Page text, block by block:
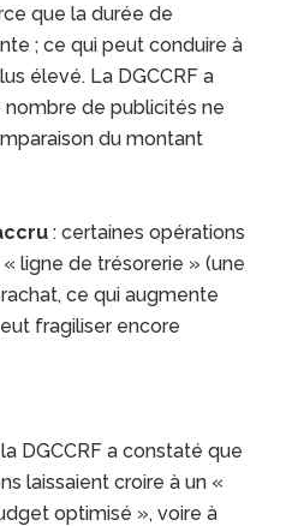
que la durée de
; ce qui peut conduire à
élevé. La DGCCRF a
de publicités ne
du montant
: certaines opérations
ligne de trésorerie » (une
ce qui augmente
fragiliser encore
la DGCCRF a constaté que
laissaient croire à un «
optimisé », voire à